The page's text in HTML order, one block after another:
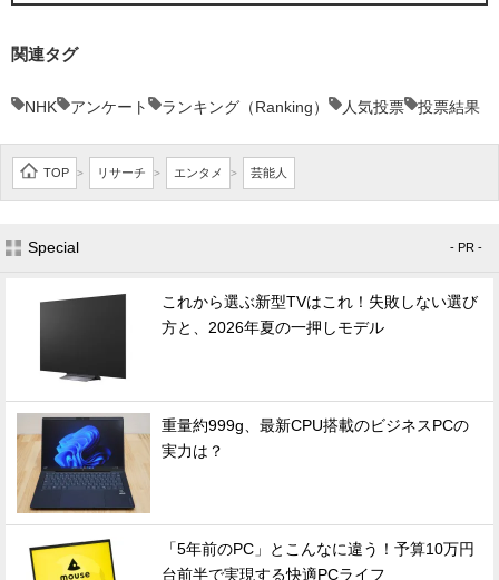
関連タグ
NHK アンケート ランキング（Ranking） 人気投票 投票結果
TOP > リサーチ > エンタメ > 芸能人
Special - PR -
これから選ぶ新型TVはこれ！失敗しない選び
方と、2026年夏の一押しモデル
重量約999g、最新CPU搭載のビジネスPCの
実力は？
「5年前のPC」とこんなに違う！予算10万円
台前半で実現する快適PCライフ